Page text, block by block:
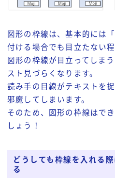
図形の枠線は、基本的には
付ける場合でも目立たない
図形の枠線が目立ってしま
スト見づらくなります。
読み手の目線がテキストを
邪魔してしまいます。
そのため、図形の枠線はで
しょう！
どうしても枠線を入れる
る